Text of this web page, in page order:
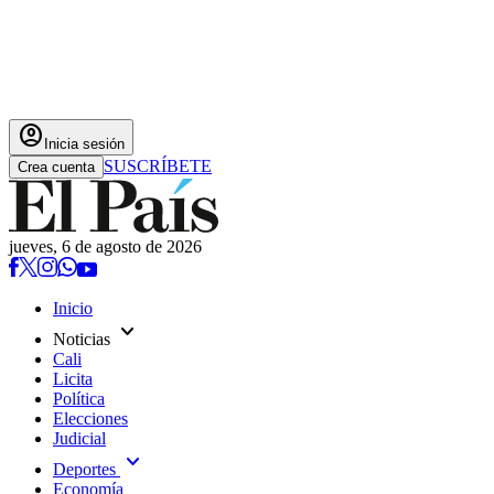
account_circle Inicia sesión
Crea cuenta SUSCRÍBETE
jueves, 6 de agosto de 2026
Inicio
Noticias expand_more
Cali
Licita
Política
Elecciones
Judicial
Deportes expand_more
Economía